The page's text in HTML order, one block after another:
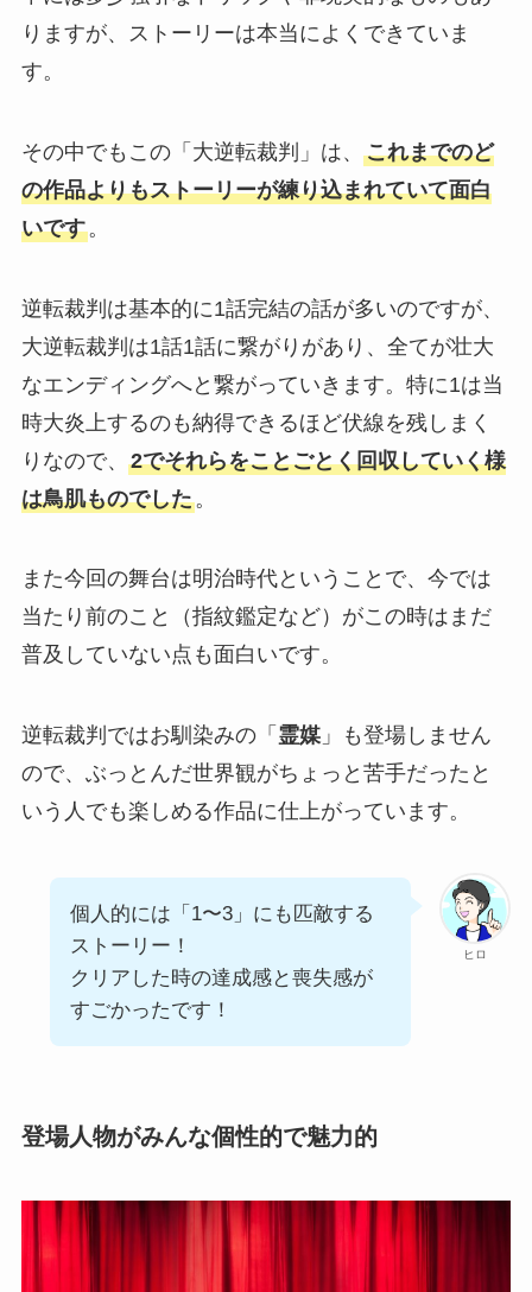
りますが、ストーリーは本当によくできていま
す。
その中でもこの「大逆転裁判」は、 これまでのど
の作品よりもストーリーが練り込まれていて面白
いです。
逆転裁判は基本的に1話完結の話が多いのですが、
大逆転裁判は1話1話に繋がりがあり、全てが壮大
なエンディングへと繋がっていきます。特に1は当
時大炎上するのも納得できるほど伏線を残しまく
りなので、 2でそれらをことごとく回収していく様
は鳥肌ものでした。
また今回の舞台は明治時代ということで、今では
当たり前のこと（指紋鑑定など）がこの時はまだ
普及していない点も面白いです。
逆転裁判ではお馴染みの「 霊媒」も登場しません
ので、ぶっとんだ世界観がちょっと苦手だったと
いう人でも楽しめる作品に仕上がっています。
ヒロ
個人的には「1〜3」にも匹敵する
ストーリー！
クリアした時の達成感と喪失感が
すごかったです！
登場人物がみんな個性的で魅力的